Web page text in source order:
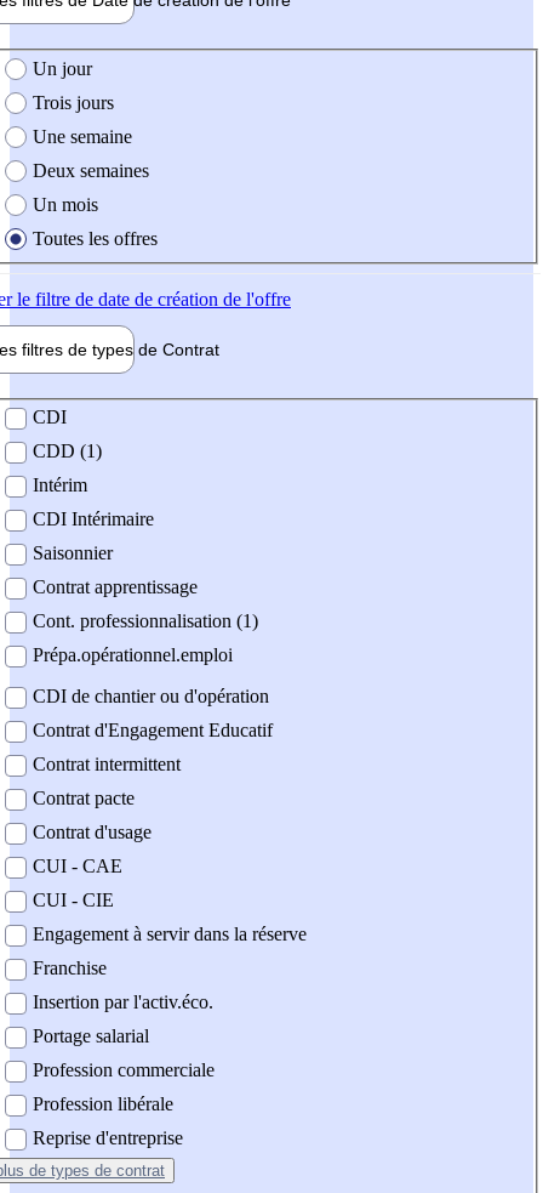
création de l'offre
Un jour
Trois jours
Une semaine
Deux semaines
Un mois
Toutes les offres
le filtre de date de création de l'offre
filtres de types de Contrat
contrat
CDI
CDD (1)
Intérim
CDI Intérimaire
Saisonnier
Contrat apprentissage
Cont. professionnalisation (1)
Prépa.opérationnel.emploi
CDI de chantier ou d'opération
Contrat d'Engagement Educatif
Contrat intermittent
Contrat pacte
Contrat d'usage
CUI - CAE
CUI - CIE
Engagement à servir dans la réserve
Franchise
Insertion par l'activ.éco.
Portage salarial
Profession commerciale
Profession libérale
Reprise d'entreprise
de types de contrat